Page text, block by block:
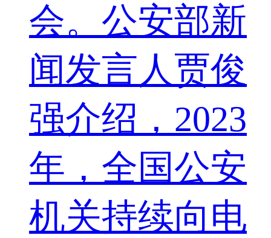
会。公安部新
闻发言人贾俊
强介绍，2023
年，全国公安
机关持续向电